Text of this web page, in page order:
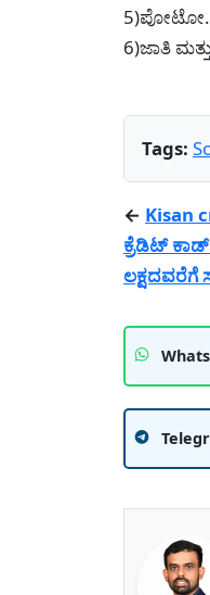
5)ಪೋಟೋ.
6)ಜಾತಿ
Tags:
← Kisan
ಕ್ರೆಡಿಟ್‌
ಲಕ್ಷದವರೆಗೆ